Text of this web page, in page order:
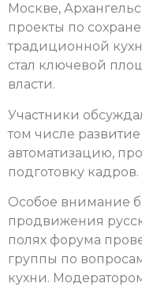
Москве,
проекты по
традиционной
стал ключевой
власти.
Участники
том числе
автоматизацию,
подготовку кадров.
Особое внимание
продвижения
полях форума
группы по
кухни.